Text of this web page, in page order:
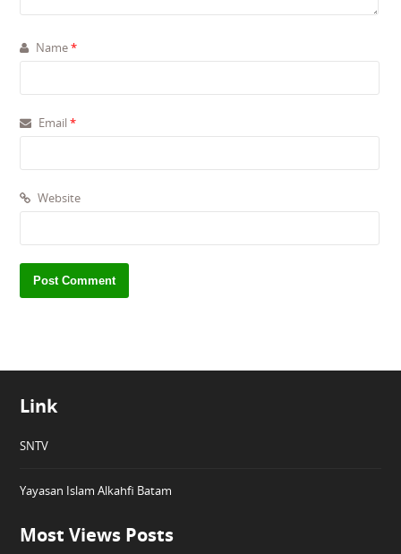
Name*
Email*
Website
Link
SNTV
Yayasan Islam Alkahfi Batam
Most Views Posts